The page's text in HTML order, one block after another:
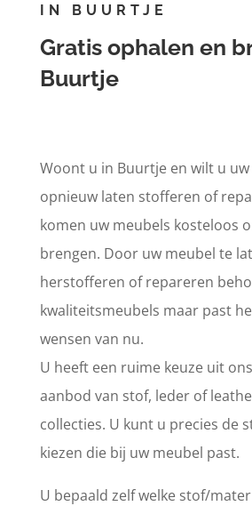
IN BUURTJE
Gratis ophalen en
Buurtje
Woont u in Buurtje en wilt u
opnieuw laten stofferen of
komen uw meubels kosteloos
brengen. Door uw meubel te
herstofferen of repareren
kwaliteitsmeubels maar past
wensen van nu.
U heeft een ruime keuze uit
aanbod van stof, leder of
collecties. U kunt u precies de
kiezen die bij uw meubel past.
U bepaald zelf welke stof/